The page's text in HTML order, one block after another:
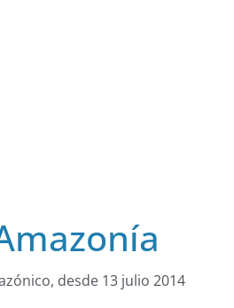
desde 13 julio 2014